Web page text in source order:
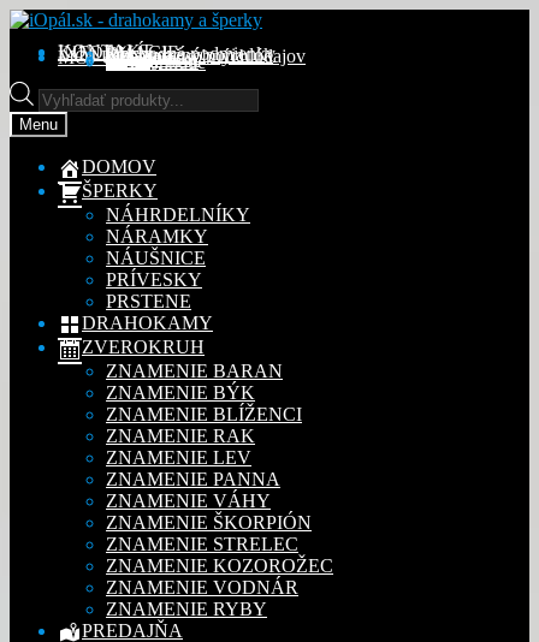
Preskočiť
navigáciu
Preskočiť
obsah
KONTAKT
INFORMÁCIE
Obchodné podmienky
Reklamačný poriadok
Ochrana osobných údajov
MÔJ ÚČETObjednávky
Adresy
Detaily účtu
Na stiahnutie
Products
search
Menu
DOMOV
ŠPERKY
NÁHRDELNÍKY
NÁRAMKY
NÁUŠNICE
PRÍVESKY
PRSTENE
DRAHOKAMY
ZVEROKRUH
ZNAMENIE BARAN
ZNAMENIE BÝK
ZNAMENIE BLÍŽENCI
ZNAMENIE RAK
ZNAMENIE LEV
ZNAMENIE PANNA
ZNAMENIE VÁHY
ZNAMENIE ŠKORPIÓN
ZNAMENIE STRELEC
ZNAMENIE KOZOROŽEC
ZNAMENIE VODNÁR
ZNAMENIE RYBY
PREDAJŇA